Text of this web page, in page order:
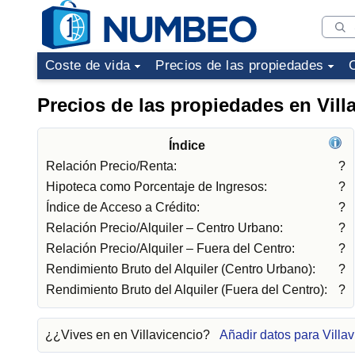
Coste de vida Precios de las propiedades
Precios de las propiedades en
Índice
Relación Precio/Renta:
?
Hipoteca como Porcentaje de Ingresos:
?
Índice de Acceso a Crédito:
?
Relación Precio/Alquiler – Centro Urbano:
?
Relación Precio/Alquiler – Fuera del Centro:
?
Rendimiento Bruto del Alquiler (Centro Urbano):
?
Rendimiento Bruto del Alquiler (Fuera del Centro):
?
¿¿Vives en en Villavicencio? Añadir datos para